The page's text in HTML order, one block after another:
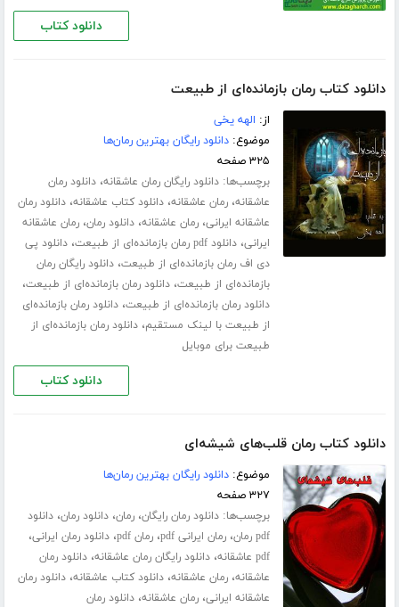
دانلود کتاب
دانلود کتاب رمان بازمانده‌ای از طبیعت
از: الهه یخی
موضوع:دانلود رایگان بهترین رمان‌ها
۳۲۵ صفحه
برچسب‌ها:دانلود رایگان رمان عاشقانه،دانلود رمان
عاشقانه،رمان عاشقانه،دانلود کتاب عاشقانه،دانلود رمان
عاشقانه ایرانی،رمان عاشقانه،دانلود رمان،رمان عاشقانه
ایرانی،دانلود pdf رمان بازمانده‌ای از طبیعت ،دانلود پی
دی اف رمان بازمانده‌ای از طبیعت،دانلود رایگان رمان
بازمانده‌ای از طبیعت،دانلود رمان بازمانده‌ای از طبیعت،
دانلود رمان بازمانده‌ای از طبیعت،دانلود رمان بازمانده‌ای
از طبیعت با لینک مستقیم،دانلود رمان بازمانده‌ای از
طبیعت برای موبایل
دانلود کتاب
دانلود کتاب رمان قلب‌های شیشه‌ای
موضوع:دانلود رایگان بهترین رمان‌ها
۳۲۷ صفحه
برچسب‌ها:دانلود رمان رایگان،رمان،دانلود رمان،دانلود
pdf رمان
،رمان ایرانی pdf ،رمان pdf ،دانلود رمان ایرانی،
pdf عاشقانه ،دانلود رایگان رمان عاشقانه،دانلود رمان
عاشقانه،رمان عاشقانه،دانلود کتاب عاشقانه،دانلود رمان
عاشقانه ایرانی،رمان عاشقانه،دانلود رمان